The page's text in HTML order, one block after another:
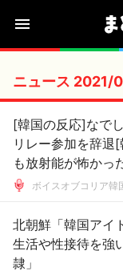
ニュース 2021/
[韓国の反応]なで
リレー参加を辞退
も放射能が怖かっ
ボイスオブコリア韓
北朝鮮「韓国アイ
生活や性接待を強
隷」